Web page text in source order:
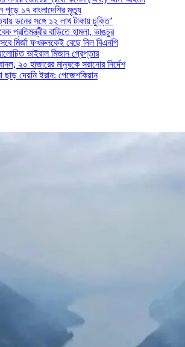
১৭ বাংলাদেশির মৃত্যু
ডনের সঙ্গে ১২ লাখ টাকায় চুক্তি’
প্রতিমন্ত্রীর বাড়িতে হামলা, ভাঙচুর
মির্জা ফখরুলকেই বেছে নিল বিএনপি
ভাইরাল মিজান গ্রেপ্তার
২০ হাজারের মানুষকে সরানোর নির্দেশ
ছাড় দেয়নি ইরান: পেজেশকিয়ান